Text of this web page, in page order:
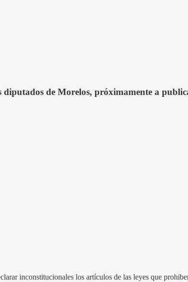
de Morelos, próximamente a
inconstitucionales los artículos de las leyes que